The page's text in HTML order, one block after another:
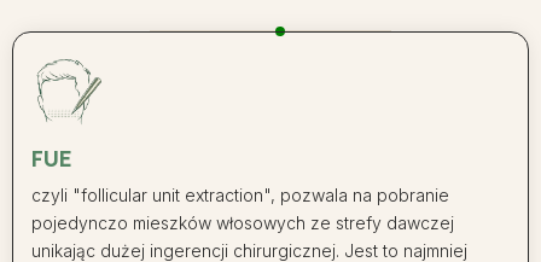
FUE
czyli "follicular unit extraction", pozwala na pobranie
pojedynczo mieszków włosowych ze strefy dawczej
unikając dużej ingerencji chirurgicznej. Jest to najmniej